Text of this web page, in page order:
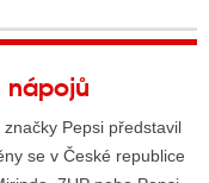
nápojů
Pepsi představil
se v České republice